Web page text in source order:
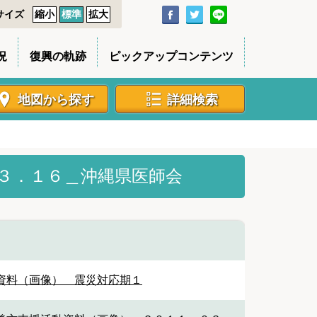
イズ 縮小 標準 拡大
復興の軌跡 ピックアップコンテンツ
地図から探す 詳細検索
．１６＿沖縄県医師会
料（画像） 震災対応期１